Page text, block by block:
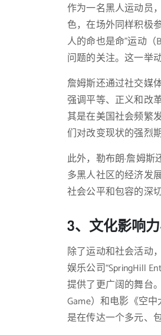
作为一名黑人运动员
色，在场外同样积极
人的命也是命”运动
问题的关注。这一举
詹姆斯还通过社交媒
强调平等、正义和改
其是在美国社会频繁
们对改变现状的强烈期
此外，勒布朗·詹姆
多黑人社区的经济发
社会公平和包容的深
3、文化影响
除了运动和社会活动
娱乐公司“SpringHill
提供了更广阔的舞台
Game）和电影《空
是在传达一个多元、